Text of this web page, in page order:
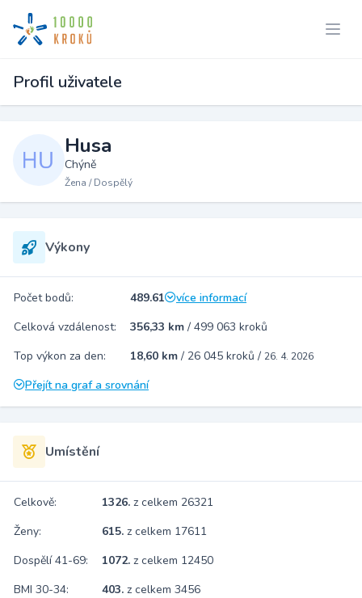
Profil uživatele
Husa
Chýně
Žena / Dospělý
Výkony
Počet bodů: 489.61
více informací
Celková vzdálenost:
356,33 km / 499 063 kroků
Top výkon za den:
18,60 km / 26 045 kroků / 26. 4. 2026
Přejít na graf a srovnání
Umístění
Celkově: 1326. z celkem 26321
Ženy:
615. z celkem 17611
Dospělí 41-69:
1072. z celkem 12450
BMI 30-34:
403. z celkem 3456